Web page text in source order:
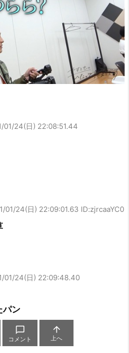
01/24(日) 22:08:51.44
01/24(日) 22:09:01.63 ID:zjrcaaYC0
01/24(日) 22:09:48.40
パン

コメント

上へ